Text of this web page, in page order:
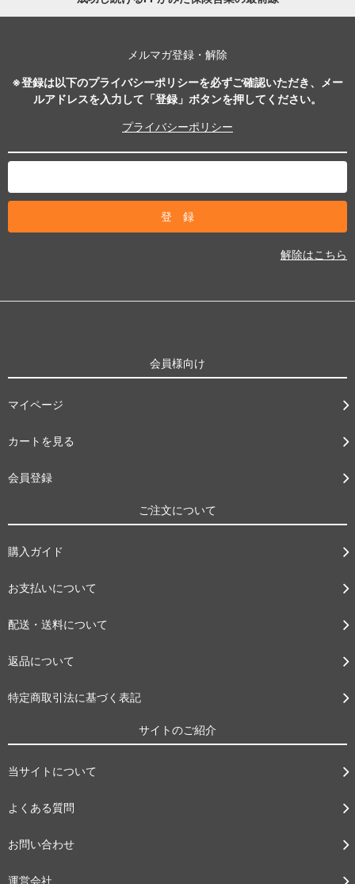
メルマガ登録・解除
※登録は以下のプライバシーポリシーを必ずご確認いただき、メー
ルアドレスを入力して「登録」ボタンを押してください。
プライバシーポリシー
解除はこちら
会員様向け
マイページ
カートを見る
会員登録
ご注文について
購入ガイド
お支払いについて
配送・送料について
返品について
特定商取引法に基づく表記
サイトのご紹介
当サイトについて
よくある質問
お問い合わせ
運営会社